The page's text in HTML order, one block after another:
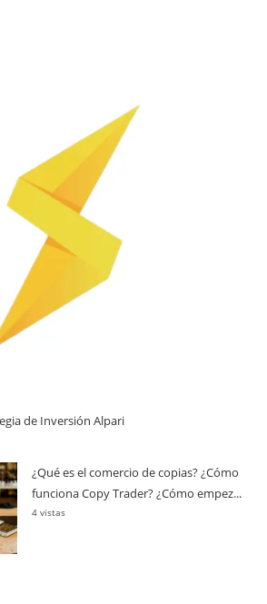
de Inversión Alpari
¿Qué es el comercio de copias? ¿Cómo
funciona Copy Trader? ¿Cómo empez...
4 vistas